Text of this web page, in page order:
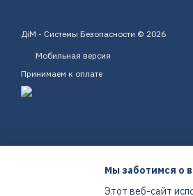
ДіМ - Системы Безопасности © 2026
Мобильная версия
Принимаем к оплате
Мы заботимся о
Этот веб-сайт